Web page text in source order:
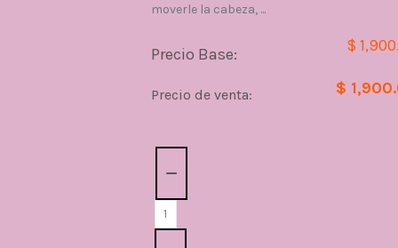
moverle la cabeza, ...
Precio Base: $
Precio de venta: $